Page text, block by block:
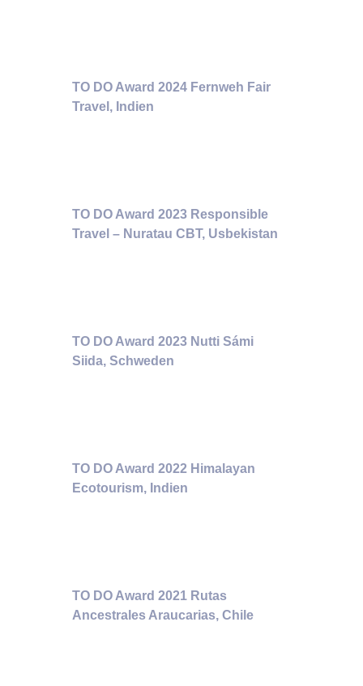
TO DO Award 2024 Fernweh Fair
Travel, Indien
TO DO Award 2023 Responsible
Travel – Nuratau CBT, Usbekistan
TO DO Award 2023 Nutti Sámi
Siida, Schweden
TO DO Award 2022 Himalayan
Ecotourism, Indien
TO DO Award 2021 Rutas
Ancestrales Araucarias, Chile